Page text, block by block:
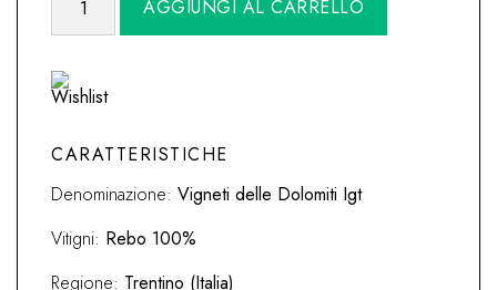
18,90€. 15,70€.
Vigneti
dolomiti
IGP
Madonna
Vittorie
quantità
AGGIUNGI AL CARRELLO
CARATTERISTICHE
Denominazione: Vigneti delle Dolomiti Igt
Vitigni: Rebo 100%
Regione: Trentino (Italia)